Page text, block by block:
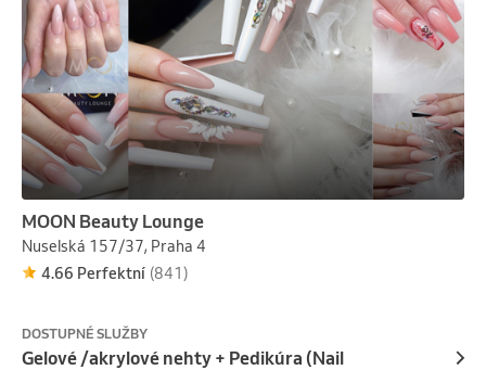
MOON Beauty Lounge
Nuselská 157/37, Praha 4
4.66 Perfektní (841)
DOSTUPNÉ SLUŽBY
Gelové /akrylové nehty + Pedikúra (Nail